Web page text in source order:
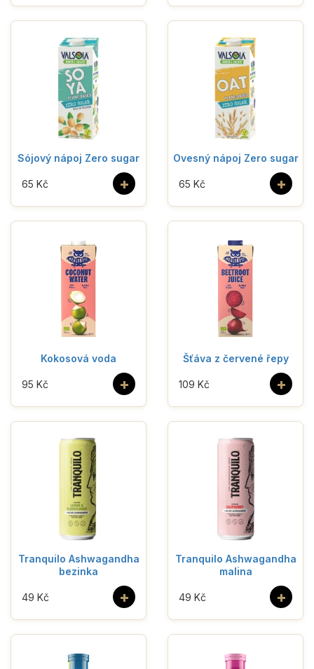
Sójový nápoj Zero sugar
+
65 Kč
Ovesný nápoj Zero sugar
+
65 Kč
Kokosová voda
+
95 Kč
Šťáva z červené řepy
+
109 Kč
Tranquilo Ashwagandha
bezinka
+
49 Kč
Tranquilo Ashwagandha
malina
+
49 Kč